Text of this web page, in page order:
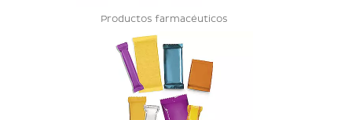
Productos farmacéuticos